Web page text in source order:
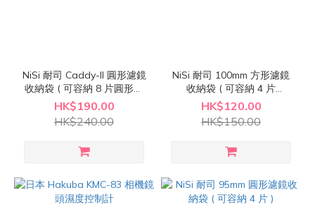
NiSi 耐司 Caddy-II 圓形濾鏡
收納袋 ( 可容納 8 片圓形濾
鏡 )
HK$190.00
HK$240.00
NiSi 耐司 100mm 方形濾鏡
收納袋 ( 可容納 4 片
100x100mm / 100x150mm
濾鏡 )
HK$120.00
HK$150.00